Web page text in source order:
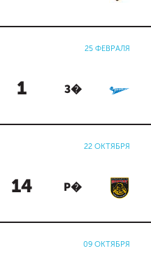
25 ФЕВРАЛЯ
1 З�
22 ОКТЯБРЯ
14 Р�
09 ОКТЯБРЯ